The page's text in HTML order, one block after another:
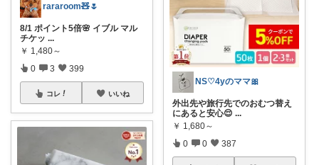
rararoom🧸🌷
8/1 ポイント5倍🌸 イブル マル
チケッ ...
￥ 1,480～
0 3 399
コレ いいね
NS♡4yのママ🎀
外出先や旅行先でのおむつ替え
にあると安心😌 ...
￥ 1,680～
0 0 387